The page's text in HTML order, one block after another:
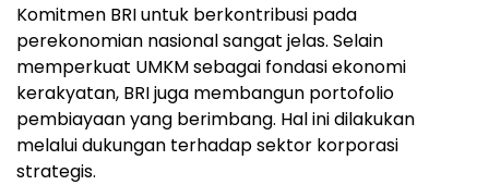
Komitmen BRI untuk berkontribusi pada
perekonomian nasional sangat jelas. Selain
memperkuat UMKM sebagai fondasi ekonomi
kerakyatan, BRI juga membangun portofolio
pembiayaan yang berimbang. Hal ini dilakukan
melalui dukungan terhadap sektor korporasi
strategis.